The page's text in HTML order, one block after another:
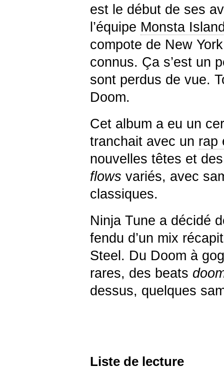
est le début de ses
l’équipe Monsta
compote de New
connus. Ça s’est un
sont perdus de vue.
Doom.
Cet album a eu un
tranchait avec un rap
nouvelles têtes et
flows variés, avec
classiques.
Ninja Tune a décidé
fendu d’un mix
Steel. Du Doom à
rares, des beats
dessus, quelques
Liste de lecture